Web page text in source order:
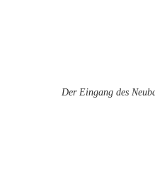
Der Eingang des